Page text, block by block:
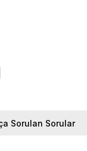
Sorulan Sorular